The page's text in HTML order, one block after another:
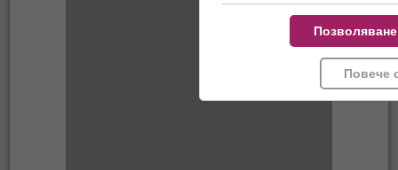
Повече